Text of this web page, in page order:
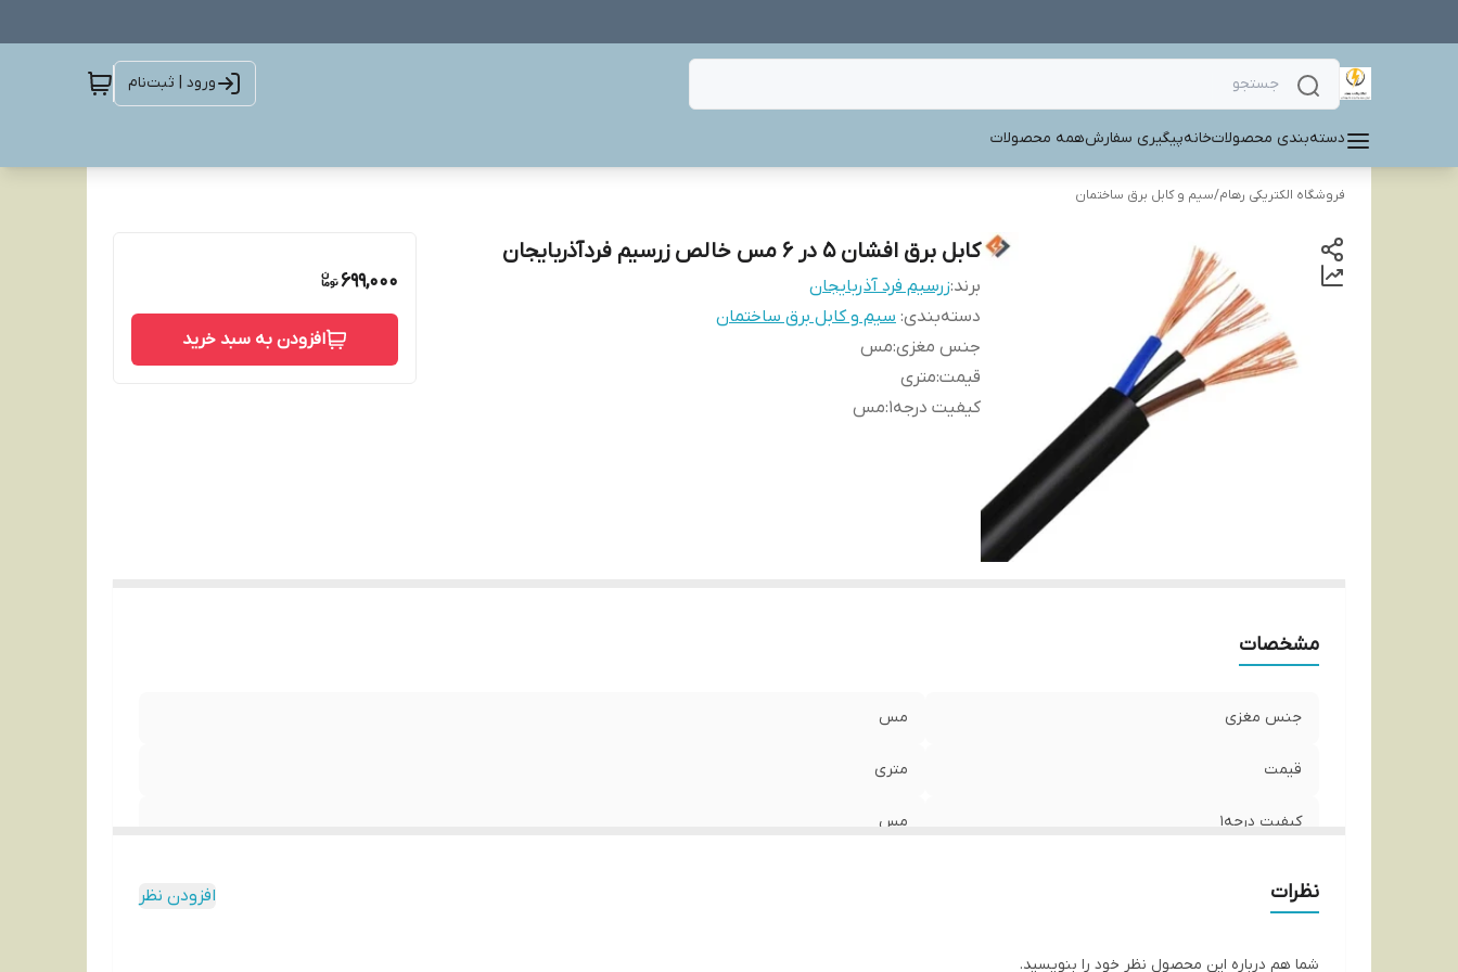
ورود | ثبت‌نام
دسته‌بندی محصولاتخانهپیگیری سفارشهمه محصولات
فروشگاه الکتریکی رهام/سیم و کابل برق ساختمان
کابل برق افشان 5 در 6 مس خالص زرسیم فردآذربایجان
برند:زرسیم فرد آذربایجان
دسته‌بندی: سیم و کابل برق ساختمان
جنس مغزی:مس
قیمت:متری
کیفیت درجه1 :مس
699,000
افزودن به سبد خرید
مشخصات
جنس مغزی مس
قیمت متری
کیفیت درجه1 مس
نظرات افزودن نظر
شما هم درباره این محصول نظر خود را بنویسید.